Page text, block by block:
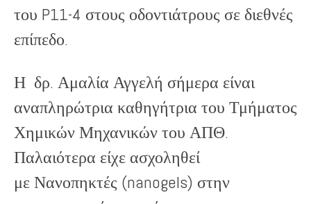
του P11-4 στους οδοντιάτρους σε διεθνές
επίπεδο.
Η δρ. Αμαλία Αγγελή σήμερα είναι
αναπληρώτρια καθηγήτρια του Τμήματος
Χημικών Μηχανικών του ΑΠΘ.
Παλαιότερα είχε ασχοληθεί
με Νανοπηκτές (nanogels) στην